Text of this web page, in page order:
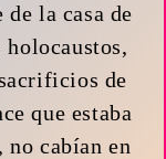
la casa de
de
que estaba
no cabían en